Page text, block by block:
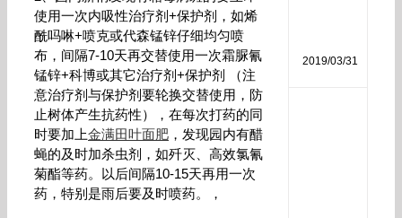
使用一次内吸性治疗剂+保护剂，如烯
酰吗啉+喷克或代森锰锌仔细均匀喷
布，间隔7-10天再交替使用一次霜脲氰
锰锌+科博或其它治疗剂+保护剂 （注
意治疗剂与保护剂要轮换交替使用，防
止树体产生抗药性），在每次打药的同
时要加上金满田叶面肥 ，发现园内有醋
蝇的及时加杀虫剂，如歼灭、高效氯氰
菊酯等药。以后间隔10-15天再用一次
药，特别是雨后要及时喷药。，
2019/03/31